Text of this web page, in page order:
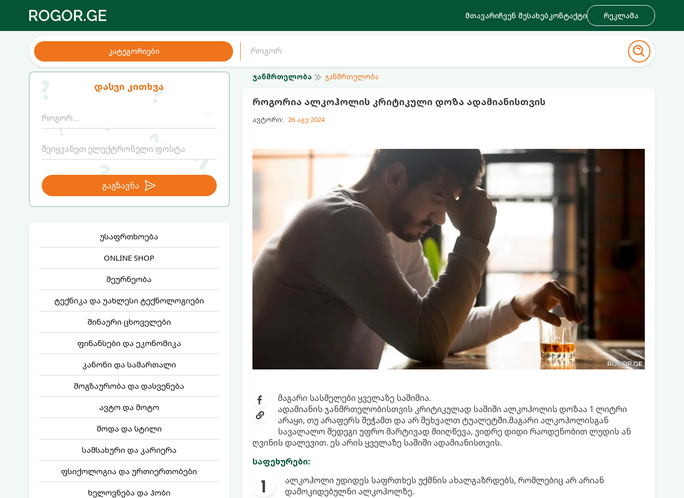
მთავარიჩვენ შესახებკონტაქტი რეკლამა
კატეგორიები
დასვი კითხვა
გაგზავნა
უსაფრთხოება
ONLINE SHOP
მეურნეობა
ტექნიკა და უახლესი ტექნოლოგიები
შინაური ცხოველები
ფინანსები და ეკონომიკა
კანონი და სამართალი
მოგზაურობა და დასვენება
ავტო და მოტო
მოდა და სტილი
სამსახური და კარიერა
ფსიქოლოგია და ურთიერთობები
ხელოვნება და ჰობი
ჯანმრთელობა ჯანმრთელობა
როგორია ალკოჰოლის კრიტიკული დოზა ადამიანისთვის
ავტორი: 26 აგვ 2024
მაგარი სასმელები ყველაზე საშიშია.
ადამიანის ჯანმრთელობისთვის კრიტიკულად საშიში ალკოჰოლის დოზაა 1 ლიტრი
არაყი, თუ არაფერს შეჭამთ და არ შეხვალთ ტუალეტში.მაგარი ალკოჰოლისგან
სავალალო შედეგი უფრო მარტივად მიიღწევა, ვიდრე დიდი რაოდენობით ლუდის ან
ღვინის დალევით. ეს არის ყველაზე საშიში ადამიანისთვის.
საფეხურები:
ალკოჰოლი უდიდეს საფრთხეს უქმნის ახალგაზრდებს, რომლებიც არ არიან
დამოკიდებულნი ალკოჰოლზე.